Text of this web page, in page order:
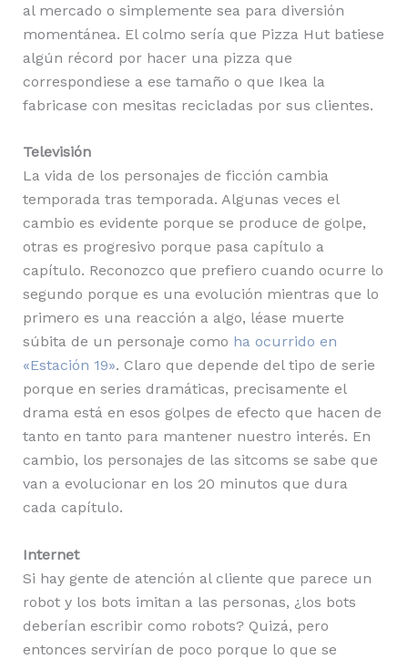
al mercado o simplemente sea para diversión
momentánea. El colmo sería que Pizza Hut batiese
algún récord por hacer una pizza que
correspondiese a ese tamaño o que Ikea la
fabricase con mesitas recicladas por sus clientes.
Televisión
La vida de los personajes de ficción cambia
temporada tras temporada. Algunas veces el
cambio es evidente porque se produce de golpe,
otras es progresivo porque pasa capítulo a
capítulo. Reconozco que prefiero cuando ocurre lo
segundo porque es una evolución mientras que lo
primero es una reacción a algo, léase muerte
súbita de un personaje como ha ocurrido en
«Estación 19». Claro que depende del tipo de serie
porque en series dramáticas, precisamente el
drama está en esos golpes de efecto que hacen de
tanto en tanto para mantener nuestro interés. En
cambio, los personajes de las sitcoms se sabe que
van a evolucionar en los 20 minutos que dura
cada capítulo.
Internet
Si hay gente de atención al cliente que parece un
robot y los bots imitan a las personas, ¿los bots
deberían escribir como robots? Quizá, pero
entonces servirían de poco porque lo que se